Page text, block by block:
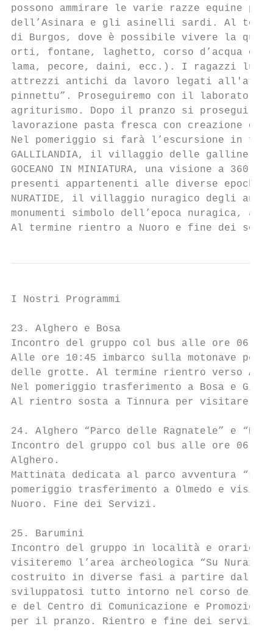
possono ammirare le varie razze
dell’Asinara e gli asinelli sardi. Al
di Burgos, dove è possibile vivere la
orti, fontane, laghetto, corso d’acqua
lama, pecore, daini, ecc.). I ragazzi
attrezzi antichi da lavoro legati
pinnettu”. Proseguiremo con il
agriturismo. Dopo il pranzo si
lavorazione pasta fresca con creazione
Nel pomeriggio si farà l’escursione in
GALLILANDIA, il villaggio delle galline
GOCEANO IN MINIATURA, una visione
presenti appartenenti alle diverse epoche
NURATIDE, il villaggio nuragico degli
monumenti simbolo dell’epoca nuragica,
Al termine rientro a Nuoro e fine dei
I Nostri Programmi
23. Alghero e Bosa
Incontro del gruppo col bus alle ore
Alle ore 10:45 imbarco sulla motonave
delle grotte. Al termine rientro verso
Nel pomeriggio trasferimento a Bosa e
Al rientro sosta a Tinnura per visitare i
24. Alghero “Parco delle Ragnatele” e
Incontro del gruppo col bus alle ore
Alghero.
Mattinata dedicata al parco avventura
pomeriggio trasferimento a Olmedo e
Nuoro. Fine dei Servizi.
25. Barumini
Incontro del gruppo in località e orario
visiteremo l’area archeologica “Su
costruito in diverse fasi a partire dal XV
sviluppatosi tutto intorno nel corso dei
e del Centro di Comunicazione e
per il pranzo. Rientro e fine dei servizi.